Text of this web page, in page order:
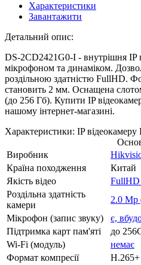
Характеристики
Завантажити
Детальний опис:
DS-2CD2421G0-I - внутрішня IP
мікрофоном та динаміком.
роздільною здатністю FullHD.
становить 2 мм. Оснащена
(до 256 Гб). Купити IP
нашому інтернет-магазині.
Характеристики: IP
Виробник
Країна походження
Китай
Якість відео
FullHD
Роздільна здатність
камери
2.0 Mp
Мікрофон (запис звуку)
є,
Підтримка карт пам'яті
до
Wi-Fi (модуль)
немає
Формат компресії